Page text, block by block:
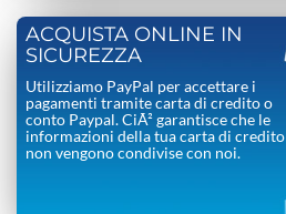
ACQUISTA ONLINE IN
SICUREZZA
Utilizziamo PayPal per accettare i
pagamenti tramite carta di credito o
conto Paypal. CiÃ² garantisce che le
informazioni della tua carta di credito
non vengono condivise con noi.